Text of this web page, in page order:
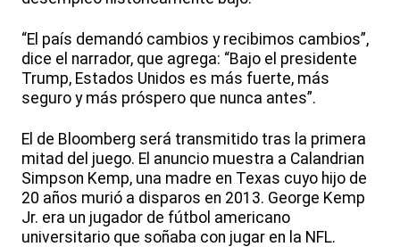
“El país demandó cambios y recibimos cambios”,
dice el narrador, que agrega: “Bajo el presidente
Trump, Estados Unidos es más fuerte, más
seguro y más próspero que nunca antes”.
El de Bloomberg será transmitido tras la primera
mitad del juego. El anuncio muestra a Calandrian
Simpson Kemp, una madre en Texas cuyo hijo de
20 años murió a disparos en 2013. George Kemp
Jr. era un jugador de fútbol americano
universitario que soñaba con jugar en la NFL.